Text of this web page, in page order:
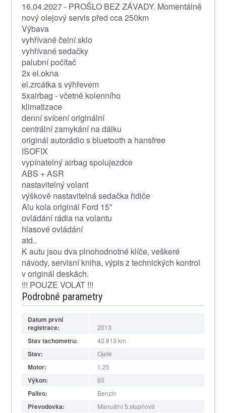
16.04.2027 - PROŠLO BEZ ZÁVADY. Momentálně
nový olejový servis před cca 250km
Výbava
vyhřívané čelní sklo
vyhřívané sedačky
palubní počítač
2x el.okna
el.zrcátka s výhřevem
5xairbag - včetně kolenního
klimatizace
denní svícení originální
centrální zamykání na dálku
originál autorádio s bluetooth a hansfree
ISOFIX
vypínatelný airbag spolujezdce
ABS + ASR
nastavitelný volant
výškově nastavitelná sedačka řidiče
Alu kola originál Ford 15"
ovládání rádia na volantu
hlasové ovládání
atd..
K autu jsou dva plnohodnotné klíče, veškeré
návody, servisní kniha, výpis z technických kontrol
v originál deskách.
!!! POUZE VOLAT !!!
Podrobné parametry
Datum první
registrace:
2013
Stav tachometru: 42 813 km
Stav: Ojeté
Motor: 1.25
Výkon: 60
Palivo: Benzín
Převodovka: Manuální 5.stupňová